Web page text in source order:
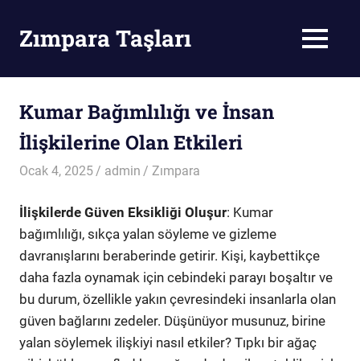
contentZımpara Taşları MENU
Kumar Bağımlılığı ve İnsan
İlişkilerine Olan Etkileri
Ocak 4, 2025 admin Zımpara
İlişkilerde Güven Eksikliği Oluşur: Kumar
bağımlılığı, sıkça yalan söyleme ve gizleme
davranışlarını beraberinde getirir. Kişi, kaybettikçe
daha fazla oynamak için cebindeki parayı boşaltır ve
bu durum, özellikle yakın çevresindeki insanlarla olan
güven bağlarını zedeler. Düşünüyor musunuz, birine
yalan söylemek ilişkiyi nasıl etkiler? Tıpkı bir ağaç